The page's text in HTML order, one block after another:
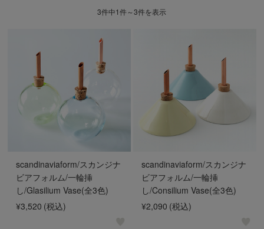
3件中1件～3件を表示
scandinaviaform/スカンジナ
ビアフォルム/一輪挿
し/Glasilium Vase(全3色)
¥3,520 (税込)
scandinaviaform/スカンジナ
ビアフォルム/一輪挿
し/Consilium Vase(全3色)
¥2,090 (税込)